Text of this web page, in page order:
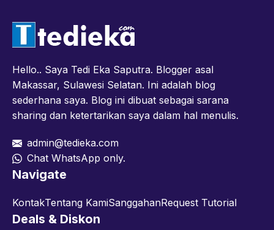
Hello.. Saya Tedi Eka Saputra. Blogger asal
Makassar, Sulawesi Selatan. Ini adalah blog
sederhana saya. Blog ini dibuat sebagai sarana
sharing dan ketertarikan saya dalam hal menulis.
admin@tedieka.com
Chat WhatsApp only.
Navigate
KontakTentang KamiSanggahanRequest Tutorial
Deals & Diskon